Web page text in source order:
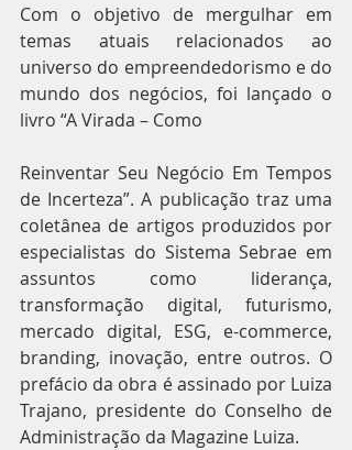
Com o objetivo de mergulhar em
temas atuais relacionados ao
universo do empreendedorismo e do
mundo dos negócios, foi lançado o
livro “A Virada – Como
Reinventar Seu Negócio Em Tempos
de Incerteza”. A publicação traz uma
coletânea de artigos produzidos por
especialistas do Sistema Sebrae em
assuntos como liderança,
transformação digital, futurismo,
mercado digital, ESG, e-commerce,
branding, inovação, entre outros. O
prefácio da obra é assinado por Luiza
Trajano, presidente do Conselho de
Administração da Magazine Luiza.